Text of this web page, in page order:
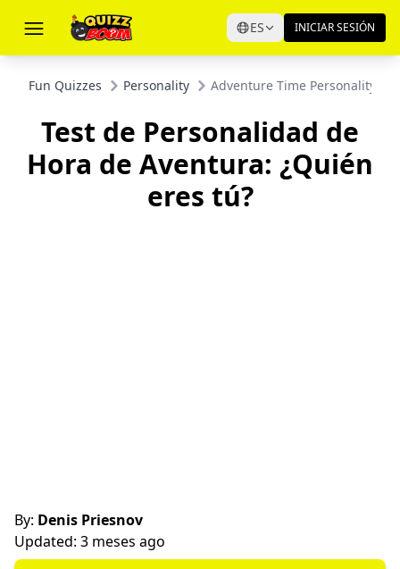
ES INICIAR SESIÓN
Fun Quizzes Personality Adventure Time Personality
Test de Personalidad de
Hora de Aventura: ¿Quién
eres tú?
By: Denis Priesnov
Updated: 3 meses ago